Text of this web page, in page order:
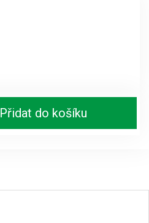
Přidat do košíku